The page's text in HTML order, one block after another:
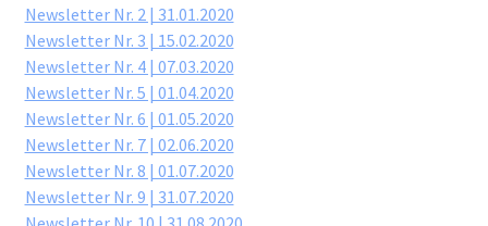
Newsletter Nr. 2 | 31.01.2020
Newsletter Nr. 3 | 15.02.2020
Newsletter Nr. 4 | 07.03.2020
Newsletter Nr. 5 | 01.04.2020
Newsletter Nr. 6 | 01.05.2020
Newsletter Nr. 7 | 02.06.2020
Newsletter Nr. 8 | 01.07.2020
Newsletter Nr. 9 | 31.07.2020